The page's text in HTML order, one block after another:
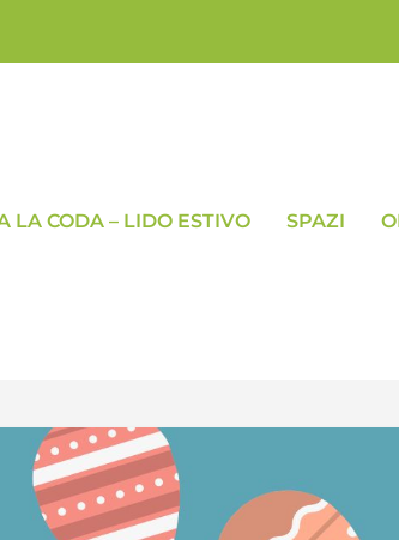
LA CODA – LIDO ESTIVO SPAZI